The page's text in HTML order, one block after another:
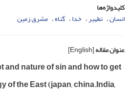
کلیدواژه‌ها
انسان تطهیر خدا گناه مشرق زمین
عنوان مقاله[English]
and nature of sin and how to get
of the East (japan, china.India,